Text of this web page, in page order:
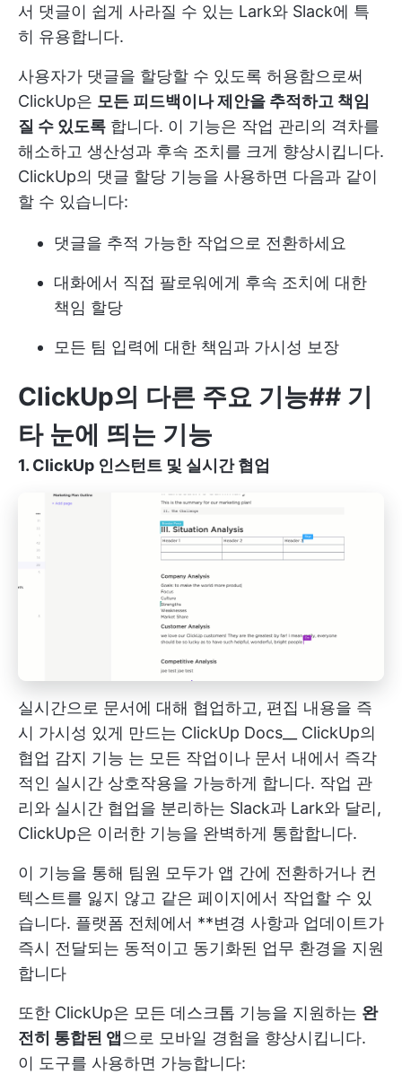
서 댓글이 쉽게 사라질 수 있는 Lark와 Slack에 특
히 유용합니다.
사용자가 댓글을 할당할 수 있도록 허용함으로써
ClickUp은 모든 피드백이나 제안을 추적하고 책임
질 수 있도록 합니다. 이 기능은 작업 관리의 격차를
해소하고 생산성과 후속 조치를 크게 향상시킵니다.
ClickUp의 댓글 할당 기능을 사용하면 다음과 같이
할 수 있습니다:
댓글을 추적 가능한 작업으로 전환하세요
대화에서 직접 팔로워에게 후속 조치에 대한
책임 할당
모든 팀 입력에 대한 책임과 가시성 보장
ClickUp의 다른 주요 기능## 기
타 눈에 띄는 기능
1. ClickUp 인스턴트 및 실시간 협업
실시간으로 문서에 대해 협업하고, 편집 내용을 즉
시 가시성 있게 만드는 ClickUp Docs__ ClickUp의
협업 감지 기능 는 모든 작업이나 문서 내에서 즉각
적인 실시간 상호작용을 가능하게 합니다. 작업 관
리와 실시간 협업을 분리하는 Slack과 Lark와 달리,
ClickUp은 이러한 기능을 완벽하게 통합합니다.
이 기능을 통해 팀원 모두가 앱 간에 전환하거나 컨
텍스트를 잃지 않고 같은 페이지에서 작업할 수 있
습니다. 플랫폼 전체에서 **변경 사항과 업데이트가
즉시 전달되는 동적이고 동기화된 업무 환경을 지원
합니다
또한 ClickUp은 모든 데스크톱 기능을 지원하는 완
전히 통합된 앱 으로 모바일 경험을 향상시킵니다.
이 도구를 사용하면 가능합니다: